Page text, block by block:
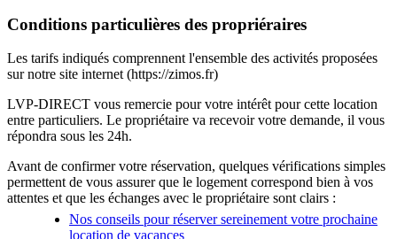
Conditions particulières des propriéraires
Les tarifs indiqués comprennent l'ensemble des activités proposées
sur notre site internet (https://zimos.fr)
LVP-DIRECT vous remercie pour votre intérêt pour cette location
entre particuliers. Le propriétaire va recevoir votre demande, il vous
répondra sous les 24h.
Avant de confirmer votre réservation, quelques vérifications simples
permettent de vous assurer que le logement correspond bien à vos
attentes et que les échanges avec le propriétaire sont clairs :
Nos conseils pour réserver sereinement votre prochaine
location de vacances